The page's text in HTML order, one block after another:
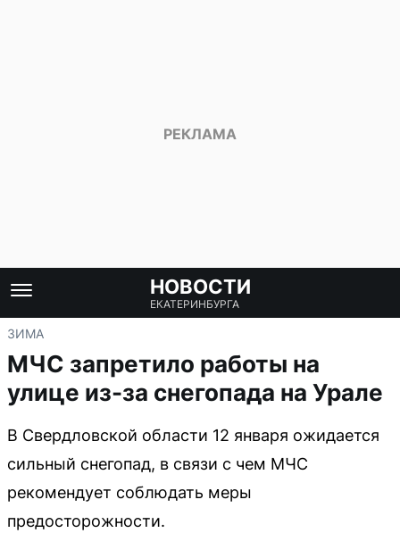
НОВОСТИ
ЕКАТЕРИНБУРГА
ЗИМА
МЧС запретило работы на
улице из-за снегопада на Урале
В Свердловской области 12 января ожидается
сильный снегопад, в связи с чем МЧС
рекомендует соблюдать меры
предосторожности.